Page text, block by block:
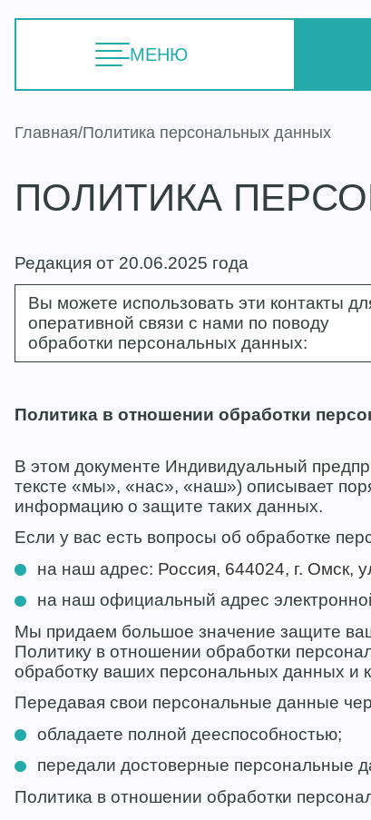
МЕНЮ
Главная Политика персональных данных
ПОЛИТИКА
Редакция от 20.06.2025 года
Вы можете использовать эти контакты
оперативной связи с нами по поводу
обработки персональных данных:
Политика в отношении обработки
В этом документе Индивидуальный
тексте «мы», «нас», «наш») описывает
информацию о защите таких данных.
Если у вас есть вопросы об обработке
на наш адрес: Россия, 644024, г. Омск,
на наш официальный адрес
Мы придаем большое значение защите
Политику в отношении обработки
обработку ваших персональных данных и
Передавая свои персональные данные
обладаете полной дееспособностью;
передали достоверные персональные
Политика в отношении обработки